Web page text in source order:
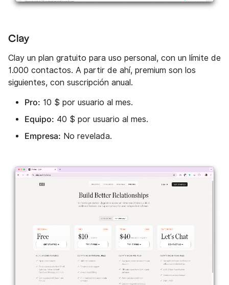
Clay
Clay un plan gratuito para uso personal, con un límite de
1.000 contactos. A partir de ahí, premium son los
siguientes, con suscripción anual.
Pro: 10 $ por usuario al mes.
Equipo: 40 $ por usuario al mes.
Empresa: No revelada.